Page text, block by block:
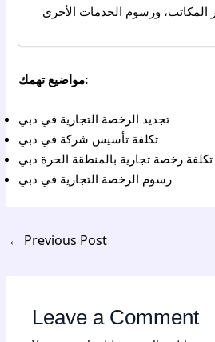
مواضيع تهمك:
تجديد الرخصة التجارية في دبي
تكلفة تأسيس شركة في دبي
تكلفة رخصة تجارية بالمنطقة الحرة دبي
رسوم الرخصة التجارية في دبي
← Previous Post
Leave a Comment